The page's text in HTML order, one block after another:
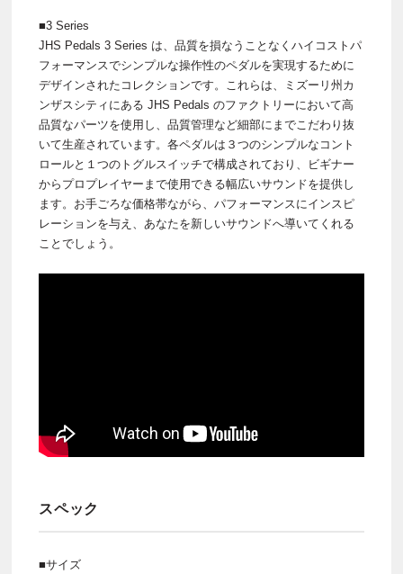
■3 Series
JHS Pedals 3 Series は、品質を損なうことなくハイコストパ
フォーマンスでシンプルな操作性のペダルを実現するために
デザインされたコレクションです。これらは、ミズーリ州カ
ンザスシティにある JHS Pedals のファクトリーにおいて高
品質なパーツを使用し、品質管理など細部にまでこだわり抜
いて生産されています。各ペダルは３つのシンプルなコント
ロールと１つのトグルスイッチで構成されており、ビギナー
からプロプレイヤーまで使用できる幅広いサウンドを提供し
ます。お手ごろな価格帯ながら、パフォーマンスにインスピ
レーションを与え、あなたを新しいサウンドへ導いてくれる
ことでしょう。
スペック
■サイズ